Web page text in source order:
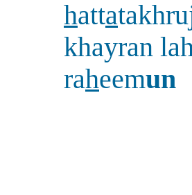
hatta
khayran
raheemun